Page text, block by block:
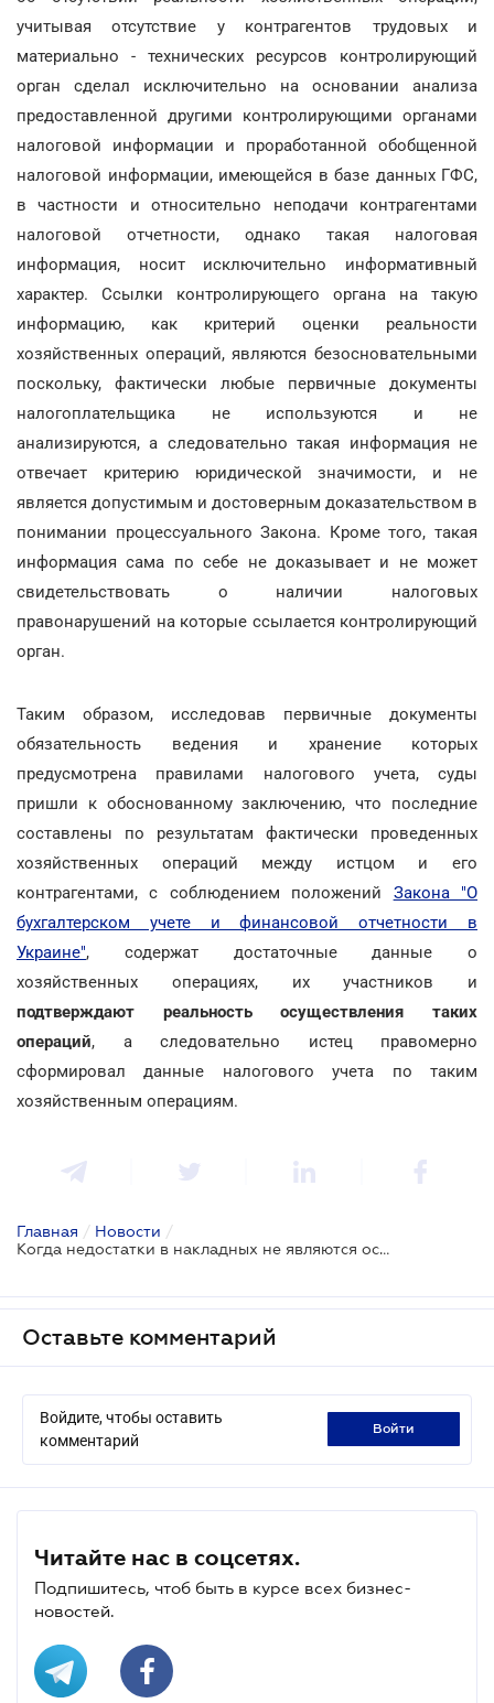
учитывая отсутствие у контрагентов трудовых и
материально - технических ресурсов контролирующий
орган сделал исключительно на основании анализа
предоставленной другими контролирующими органами
налоговой информации и проработанной обобщенной
налоговой информации, имеющейся в базе данных ГФС,
в частности и относительно неподачи контрагентами
налоговой отчетности, однако такая налоговая
информация, носит исключительно информативный
характер. Ссылки контролирующего органа на такую
информацию, как критерий оценки реальности
хозяйственных операций, являются безосновательными
поскольку, фактически любые первичные документы
налогоплательщика не используются и не
анализируются, а следовательно такая информация не
отвечает критерию юридической значимости, и не
является допустимым и достоверным доказательством в
понимании процессуального Закона. Кроме того, такая
информация сама по себе не доказывает и не может
свидетельствовать о наличии налоговых
правонарушений на которые ссылается контролирующий
орган.
Таким образом, исследовав первичные документы
обязательность ведения и хранение которых
предусмотрена правилами налогового учета, суды
пришли к обоснованному заключению, что последние
составлены по результатам фактически проведенных
хозяйственных операций между истцом и его
контрагентами, с соблюдением положений Закона "О
бухгалтерском учете и финансовой отчетности в
Украине", содержат достаточные данные о
хозяйственных операциях, их участников и
подтверждают реальность осуществления таких
операций, а следовательно истец правомерно
сформировал данные налогового учета по таким
хозяйственным операциям.
Главная / Новости /
Когда недостатки в накладных не являются основанием признания хозяйственных операций нереальными
Оставьте комментарий
Войдите, чтобы оставить
комментарий
войти
Читайте нас в соцсетях.
Подпишитесь, чтоб быть в курсе всех бизнес-
новостей.